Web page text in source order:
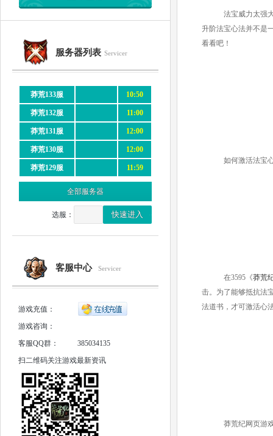
服务器列表 Servicer
莽荒133服 10:50
莽荒132服 11:00
莽荒131服 12:00
莽荒130服 12:00
莽荒129服 11:59
全部服务器
选服：
客服中心 Servicer
游戏充值：
游戏咨询：
客服QQ群：
385034135
扫二维码关注游戏最新资讯
法宝威力太强
升阶法宝心法并不是
看看吧！
如何激活法宝
在3595《莽荒
击。为了能够抵抗法
法道书，才可激活心
莽荒纪网页游戏